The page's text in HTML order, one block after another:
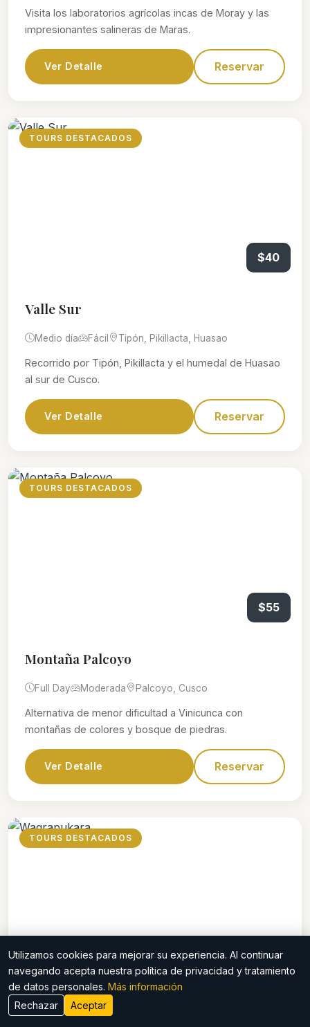
Visita los laboratorios agrícolas incas de Moray y las
impresionantes salineras de Maras.
Ver Detalle Reservar
TOURS DESTACADOS
$40
Valle Sur
Medio día Fácil Tipón, Pikillacta, Huasao
Recorrido por Tipón, Pikillacta y el humedal de Huasao
al sur de Cusco.
Ver Detalle Reservar
TOURS DESTACADOS
$55
Montaña Palcoyo
Full Day Moderada Palcoyo, Cusco
Alternativa de menor dificultad a Vinicunca con
montañas de colores y bosque de piedras.
Ver Detalle Reservar
TOURS DESTACADOS
$70
Waqrapukara
Utilizamos cookies para mejorar su experiencia. Al continuar
navegando acepta nuestra política de privacidad y tratamiento
de datos personales. Más información
Rechazar
Aceptar